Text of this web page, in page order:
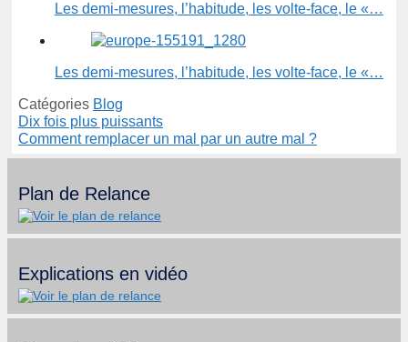
Les demi-mesures, l’habitude, les volte-face, le «…
Les demi-mesures, l’habitude, les volte-face, le «…
Catégories Blog
Dix fois plus puissants
Comment remplacer un mal par un autre mal ?
Plan de Relance
Explications en vidéo